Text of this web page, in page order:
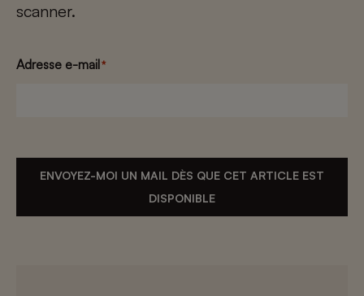
scanner.
Adresse e-mail*
ENVOYEZ-MOI UN MAIL DÈS QUE CET ARTICLE EST
DISPONIBLE